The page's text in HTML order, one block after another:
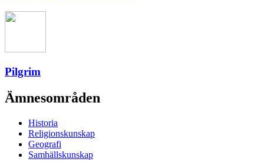
Pilgrim
Ämnesområden
Historia
Religionskunskap
Geografi
Samhällskunskap